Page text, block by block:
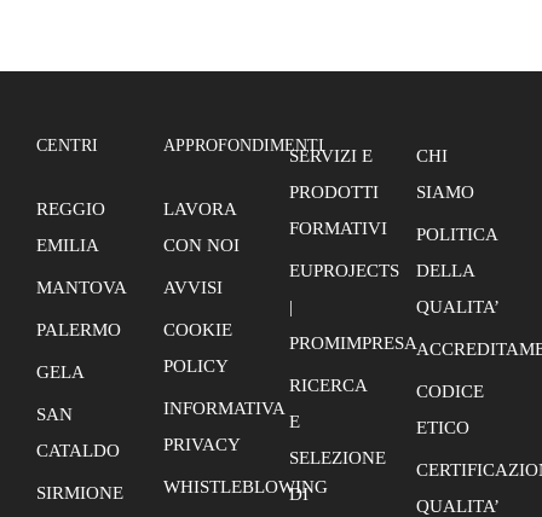
CENTRI
REGGIO
EMILIA
MANTOVA
PALERMO
GELA
SAN
CATALDO
SIRMIONE
APPROFONDIMENTI
LAVORA
CON NOI
AVVISI
COOKIE
POLICY
INFORMATIVA
PRIVACY
WHISTLEBLOWING
SERVIZI E
PRODOTTI
FORMATIVI
EUPROJECTS
|
PROMIMPRESA
RICERCA
E
SELEZIONE
DI
CHI
SIAMO
POLITICA
DELLA
QUALITA’
CODICE
ETICO
QUALITA’